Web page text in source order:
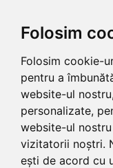
Folosim
Folosim cookie-
pentru a
website-ul
personalizate,
website-ul
vizitatorii noștri.
ești de acord cu